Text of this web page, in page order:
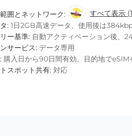
囲とネットワーク:
すべて表示
: 1日2GB高速データ、使用後は
ー基準: 自動アクティベーション後、
サービス: データ専用
購入日から90日間有効。目的地でeSIM
スポット共有: 対応